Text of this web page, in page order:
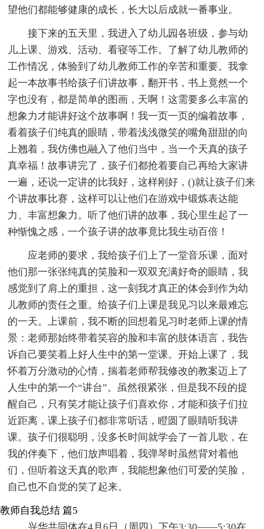
望他们都能够健康的成长，长大以后成就一番事业。
接下来的五天里，我进入了幼儿园各班级，参与幼
儿上课、游戏、活动、看寝等工作。了解了幼儿教师的
工作情况，体验到了幼儿教师工作的辛苦和重要。我拿
起一本故事书给孩子们讲故事，翻开书，书上竟然一个
字也没有，都是简单的图画，天啊！这需要多么丰富的
想象力才能讲好这个故事啊！我一页一页的编着故事，
看着孩子们纯真的眼睛，带着浅浅微笑的嘴角甜甜的向
上翘着，我仿佛也融入了他们当中，当一个天真的孩子
真幸福！故事讲完了，孩子们都抢着要自己再给大家讲
一遍，还说一定讲的比我好，这样刚好，()就让孩子们来
个讲故事比赛，这样可以让他们在游戏中锻炼表达能
力、丰富想象力。听了他们讲的故事，我心里生起了一
种惭愧之感，一个孩子讲的故事竟比我生动百倍！
应老师的要求，我给孩子们上了一堂音乐课，面对
他们那一张张纯真的笑脸和一双双充满好奇的眼睛，我
感觉到了肩上的重担，这一刻我才真正的体会到作为幼
儿教师的责任之重。给孩子们上课是我见习以来最难忘
的一天。上课前，我不断的回想着见习时老师上课的情
景：老师那始终带着笑容的脸和丰富的肢体语言，我告
诉自己要笑着上好人生中的第一堂课。开始上课了，我
怀着万分激动的心情，揣着老师帮我修改的教案迈上了
人生中的第一个“讲台”。虽然很紧张，但是我不段的提
醒自己，只有笑才能让孩子们喜欢你，才能和孩子们拉
近距离，课上孩子们都非常听话，瞪圆了眼睛听我讲
课。孩子们很聪明，没多长时间就学会了一首儿歌，在
我的伴奏下，他们放声唱着，我弹琴时虽然背对着他
们，但听着这天真的歌声，我能想象他们可爱的笑脸，
自己也不自觉的笑了起来。
教师自我总结 篇5